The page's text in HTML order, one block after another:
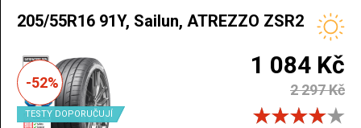
205/55R16 91Y, Sailun, ATREZZO ZSR2
-52%
TESTY DOPORUČUJÍ
1 084 Kč
2 297 Kč